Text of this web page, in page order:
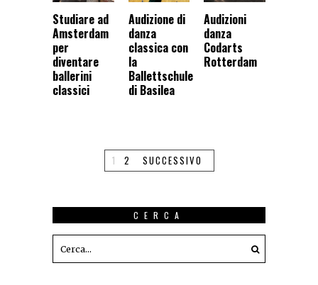
Studiare ad
Amsterdam
per
diventare
ballerini
classici
Audizione di
danza
classica con
la
Ballettschule
di Basilea
Audizioni
danza
Codarts
Rotterdam
1 2 SUCCESSIVO
CERCA